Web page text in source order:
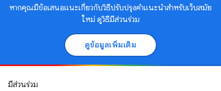
หากคุณมีข้อเสนอแนะเกี่ยวกับวิธีปรับปรุงคำแนะนำสำหรับเว็บสมัย
ใหม่ ดูวิธีมีส่วนร่วม
ดูข้อมูลเพิ่มเติม
มีส่วนร่วม